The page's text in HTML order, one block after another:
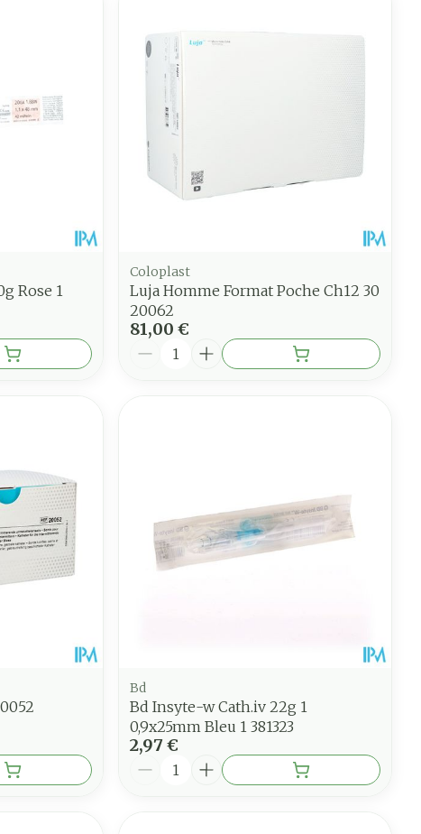
Rose 1
Coloplast
Luja Homme Format Poche Ch12 30
20062
81,00 €
Quantité
Bd
Bd Insyte-w Cath.iv 22g 1
0,9x25mm Bleu 1 381323
2,97 €
Quantité